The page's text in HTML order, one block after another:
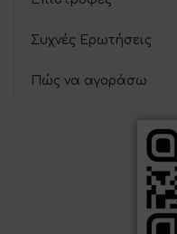
Συχνές Ερωτήσεις
Πώς να αγοράσω